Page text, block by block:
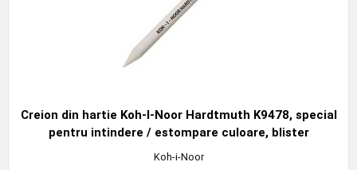
Creion din hartie Koh-I-Noor Hardtmuth K9478, special
pentru intindere / estompare culoare, blister
Koh-i-Noor